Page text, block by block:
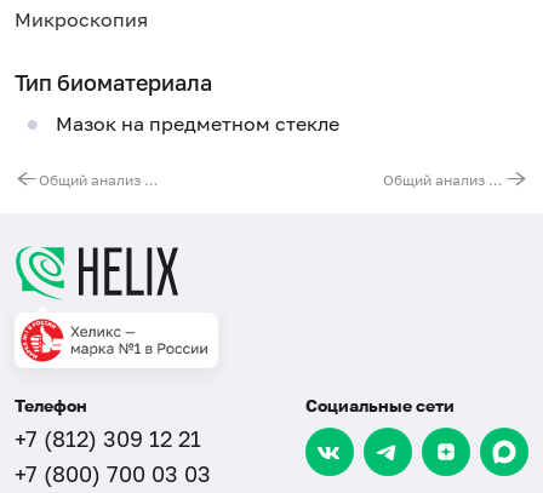
Микроскопия
Тип биоматериала
Мазок на предметном стекле
Общий анализ крови (без лейкоцитарной формулы и СОЭ) Общий анализ мокроты
Телефон
+7 (812) 309 12 21
+7 (800) 700 03 03
Социальные сети